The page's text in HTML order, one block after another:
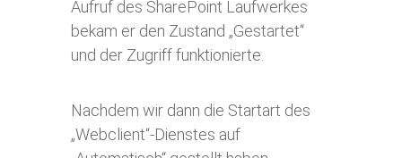
Aufruf des SharePoint Laufwerkes
bekam er den Zustand „Gestartet“
und der Zugriff funktionierte.
Nachdem wir dann die Startart des
„Webclient“-Dienstes auf